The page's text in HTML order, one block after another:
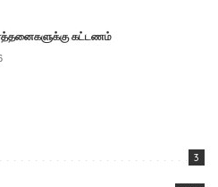
கட்டணம்
3